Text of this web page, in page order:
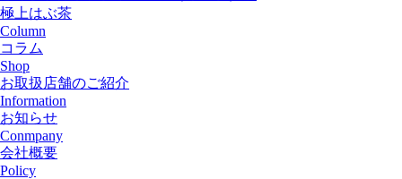
極上はぶ茶
Column
コラム
Shop
お取扱店舗のご紹介
Information
お知らせ
Conmpany
会社概要
Policy